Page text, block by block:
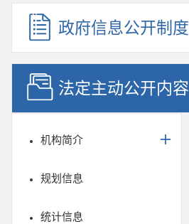
政府信息公开制度
法定主动公开内容
机构简介
规划信息
统计信息